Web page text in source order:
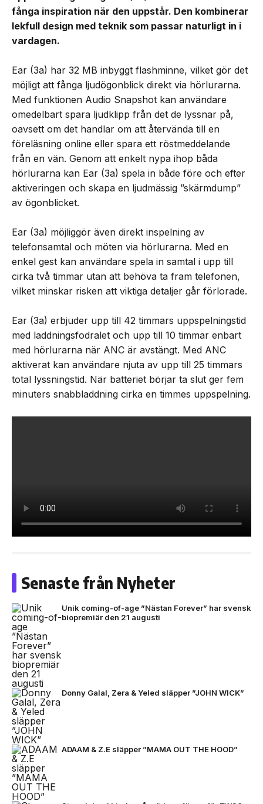
fånga inspiration när den uppstår. Den kombinerar
lekfull design med teknik som passar naturligt in i
vardagen.
Ear (3a) har 32 MB inbyggt flashminne, vilket gör det
möjligt att fånga ljudögonblick direkt via hörlurarna.
Med funktionen Audio Snapshot kan användare
omedelbart spara ljudklipp från det de lyssnar på,
oavsett om det handlar om att återvända till en
föreläsning online eller spara ett röstmeddelande
från en vän. Genom att enkelt nypa ihop båda
hörlurarna kan Ear (3a) spela in både före och efter
aktiveringen och skapa en ljudmässig ”skärmdump”
av ögonblicket.
Ear (3a) möjliggör även direkt inspelning av
telefonsamtal och möten via hörlurarna. Med en
enkel gest kan användare spela in samtal i upp till
cirka två timmar utan att behöva ta fram telefonen,
vilket minskar risken att viktiga detaljer går förlorade.
Ear (3a) erbjuder upp till 42 timmars uppspelningstid
med laddningsfodralet och upp till 10 timmar enbart
med hörlurarna när ANC är avstängt. Med ANC
aktiverat kan användare njuta av upp till 25 timmars
total lyssningstid. När batteriet börjar ta slut ger fem
minuters snabbladdning cirka en timmes uppspelning.
Senaste från Nyheter
Unik coming-of-age ”Nästan Forever” har svensk
biopremiär den 21 augusti
Donny Galal, Zera & Yeled släpper ”JOHN WICK”
ADAAM & Z.E släpper ”MAMA OUT THE HOOD”